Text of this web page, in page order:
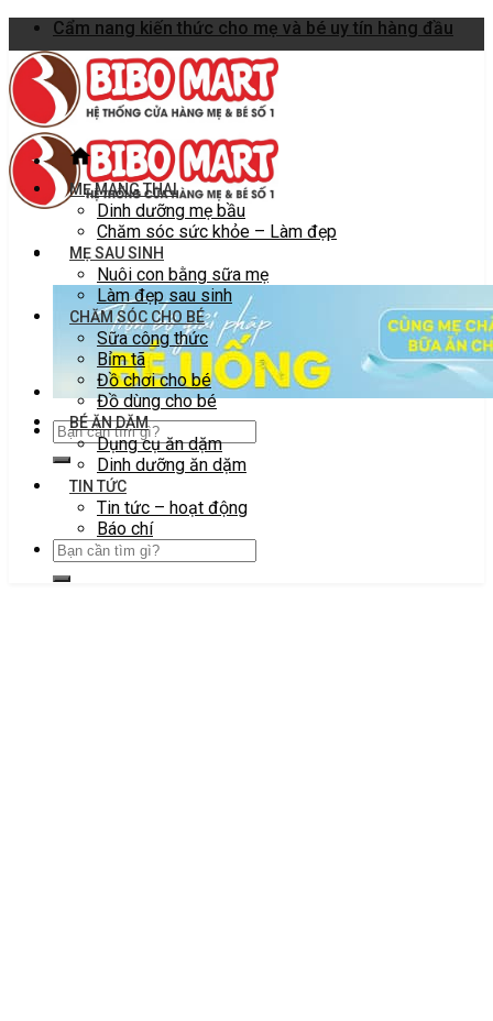
Skip
to
content
Cẩm nang kiến thức cho mẹ và bé uy tín hàng đầu
MẸ MANG THAI
Dinh dưỡng mẹ bầu
Chăm sóc sức khỏe – Làm đẹp
MẸ SAU SINH
Nuôi con bằng sữa mẹ
Làm đẹp sau sinh
CHĂM SÓC CHO BÉ
Sữa công thức
Bỉm tã
Đồ chơi cho bé
Đồ dùng cho bé
BÉ ĂN DẶM
Dụng cụ ăn dặm
Dinh dưỡng ăn dặm
TIN TỨC
Tin tức – hoạt động
Báo chí